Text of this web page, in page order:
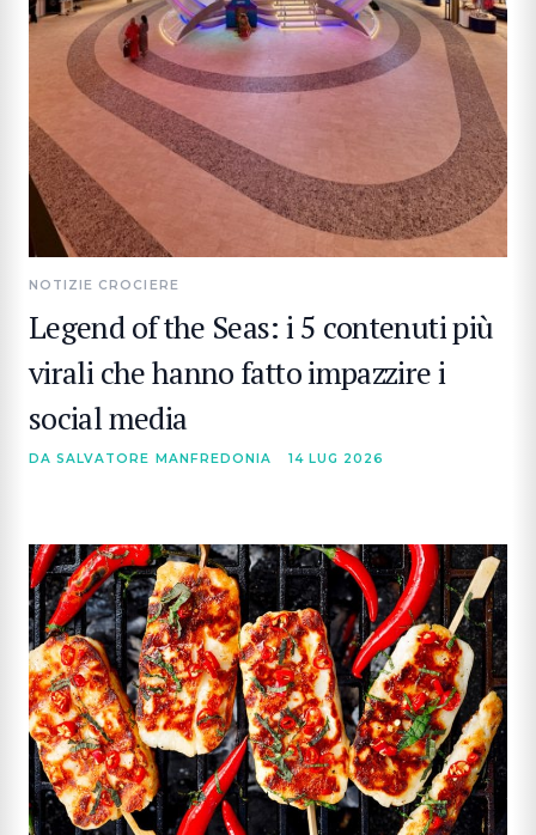
NOTIZIE CROCIERE
Legend of the Seas: i 5 contenuti più
virali che hanno fatto impazzire i
social media
DA SALVATORE MANFREDONIA 14 LUG 2026